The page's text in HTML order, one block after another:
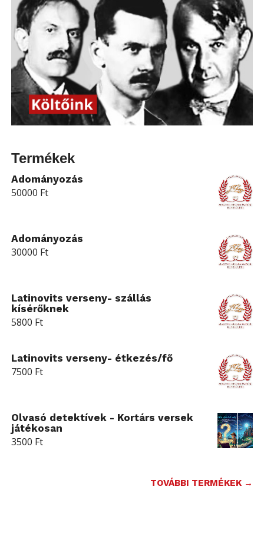
Termékek
Adományozás
50000 Ft
Adományozás
30000 Ft
Latinovits verseny- szállás
kísérőknek
5800 Ft
Latinovits verseny- étkezés/fő
7500 Ft
Olvasó detektívek - Kortárs versek
játékosan
3500 Ft
TOVÁBBI TERMÉKEK →